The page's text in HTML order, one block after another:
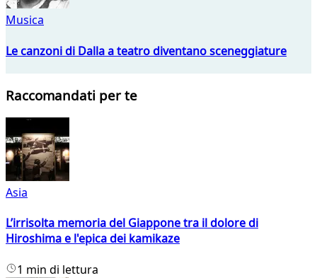
Musica
Le canzoni di Dalla a teatro diventano sceneggiature
Raccomandati per te
Asia
L’irrisolta memoria del Giappone tra il dolore di
Hiroshima e l'epica dei kamikaze
1 min di lettura